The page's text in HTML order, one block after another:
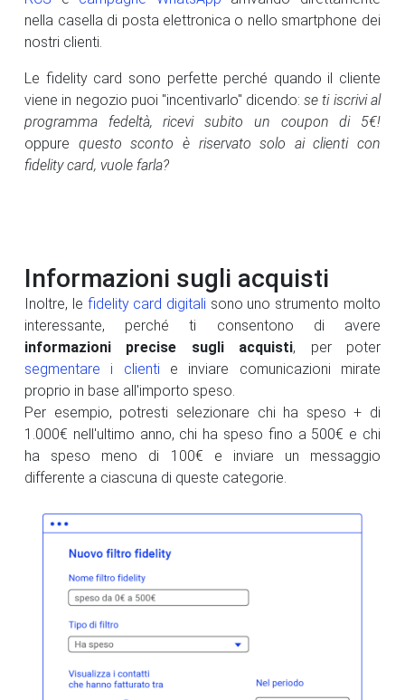
nella casella di posta elettronica o nello smartphone dei
nostri clienti.
Le fidelity card sono perfette perché quando il cliente
viene in negozio puoi "incentivarlo" dicendo:se ti iscrivi al
programma fedeltà, ricevi subito un coupon di 5€!
oppure questo sconto è riservato solo ai clienti con
fidelity card, vuole farla?
Informazioni sugli acquisti
Inoltre, le fidelity card digitali sono uno strumento molto
interessante, perché ti consentono di avere
informazioni precise sugli acquisti, per poter
segmentare i clienti e inviare comunicazioni mirate
proprio in base all'importo speso.
Per esempio, potresti selezionare chi ha speso + di
1.000€ nell'ultimo anno, chi ha speso fino a 500€ e chi
ha speso meno di 100€ e inviare un messaggio
differente a ciascuna di queste categorie.